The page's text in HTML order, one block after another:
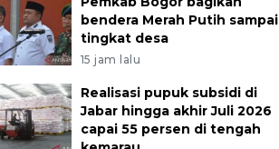
bendera Merah Putih sampai
tingkat desa
15 jam lalu
Realisasi pupuk subsidi di
Jabar hingga akhir Juli 2026
capai 55 persen di tengah